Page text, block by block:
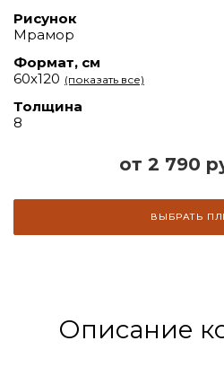
от 2 790
ВЫБРАТЬ
Рисунок
Мрамор
Формат, см
60х120 (показать все)
Толщина
8
Описание